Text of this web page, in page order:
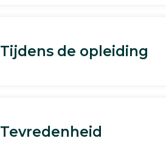
Tijdens de opleiding
Tevredenheid